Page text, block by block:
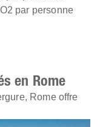
par personne
en Rome
Rome offre